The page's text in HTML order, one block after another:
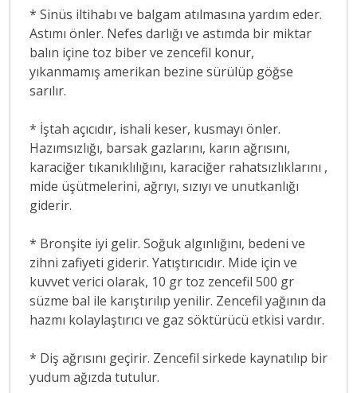
* Sinüs iltihabı ve balgam atılmasına yardım eder.
Astımı önler. Nefes darlığı ve astımda bir miktar
balın içine toz biber ve zencefil konur,
yıkanmamış amerikan bezine sürülüp göğse
sarılır.
* İştah açıcıdır, ishali keser, kusmayı önler.
Hazımsızlığı, barsak gazlarını, karın ağrısını,
karaciğer tıkanıklılığını, karaciğer rahatsızlıklarını ,
mide üşütmelerini, ağrıyı, sızıyı ve unutkanlığı
giderir.
* Bronşite iyi gelir. Soğuk algınlığını, bedeni ve
zihni zafiyeti giderir. Yatıştırıcıdır. Mide için ve
kuvvet verici olarak, 10 gr toz zencefil 500 gr
süzme bal ile karıştırılıp yenilir. Zencefil yağının da
hazmı kolaylaştırıcı ve gaz söktürücü etkisi vardır.
* Diş ağrısını geçirir. Zencefil sirkede kaynatılıp bir
yudum ağızda tutulur.